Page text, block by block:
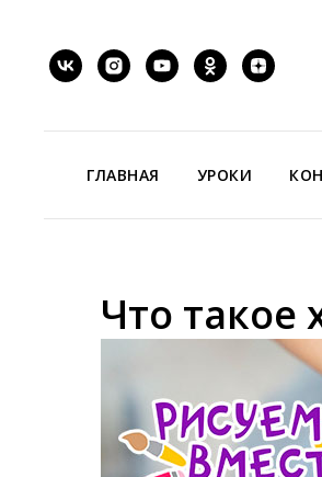
ГЛАВНАЯ УРОКИ
Что такое